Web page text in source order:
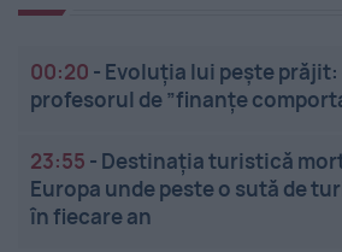
00:20 - Evoluția lui pește prăjit:
profesorul de ”finanțe
23:55 - Destinația turistică
Europa unde peste o sută de
în fiecare an